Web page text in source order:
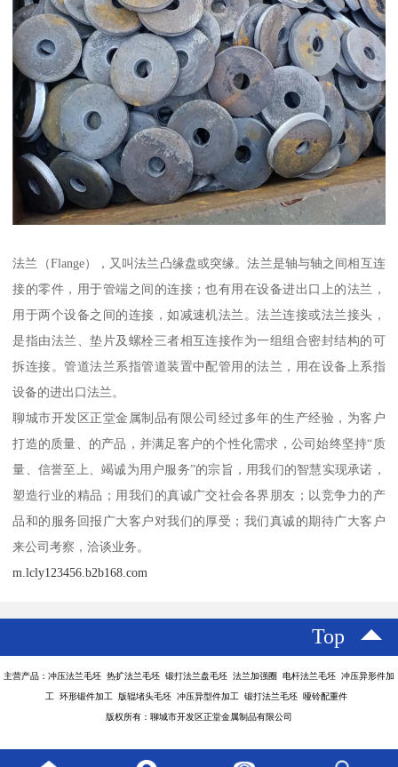
法兰（Flange），又叫法兰凸缘盘或突缘。法兰是轴与轴之间相互连
接的零件，用于管端之间的连接；也有用在设备进出口上的法兰，
用于两个设备之间的连接，如减速机法兰。法兰连接或法兰接头，
是指由法兰、垫片及螺栓三者相互连接作为一组组合密封结构的可
拆连接。管道法兰系指管道装置中配管用的法兰，用在设备上系指
设备的进出口法兰。
聊城市开发区正堂金属制品有限公司经过多年的生产经验，为客户
打造的质量、的产品，并满足客户的个性化需求，公司始终坚持“质
量、信誉至上、竭诚为用户服务”的宗旨，用我们的智慧实现承诺，
塑造行业的精品；用我们的真诚广交社会各界朋友；以竞争力的产
品和的服务回报广大客户对我们的厚受；我们真诚的期待广大客户
来公司考察，洽谈业务。
m.lcly123456.b2b168.com
Top
主营产品：冲压法兰毛坯 热扩法兰毛坯 锻打法兰盘毛坯 法兰加强圈 电杆法兰毛坯 冲压异形件加
工 环形锻件加工 版辊堵头毛坯 冲压异型件加工 锻打法兰毛坯 哑铃配重件
版权所有：聊城市开发区正堂金属制品有限公司